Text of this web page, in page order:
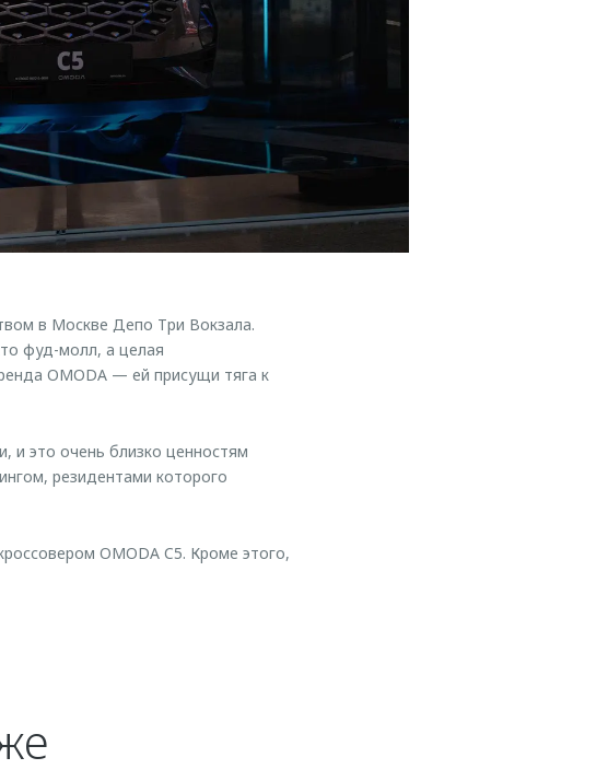
в Москве Депо Три Вокзала.
фуд-молл, а целая
OMODA — ей присущи тяга к
это очень близко ценностям
резидентами которого
OMODA C5. Кроме этого,